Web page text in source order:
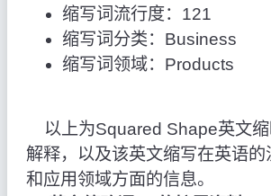
缩写词流行度：121
缩写词分类：Business
缩写词领域：Products
以上为Squared Shape英文缩
解释，以及该英文缩写在英语的
和应用领域方面的信息。